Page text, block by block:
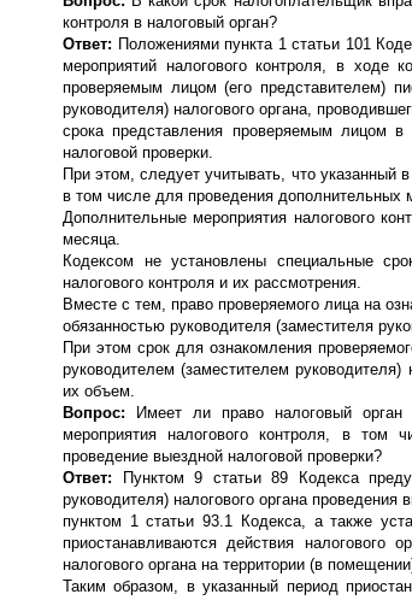
контроля в налоговый орган?
Ответ: Положениями пункта 1 статьи 101
мероприятий налогового контроля, в ходе
проверяемым лицом (его представителем)
руководителя) налогового органа,
срока представления проверяемым лицом
налоговой проверки.
При этом, следует учитывать, что указанный
в том числе для проведения дополнительных
Дополнительные мероприятия налогового
месяца.
Кодексом не установлены специальные
налогового контроля и их рассмотрения.
Вместе с тем, право проверяемого лица на
обязанностью руководителя (заместителя
При этом срок для ознакомления
руководителем (заместителем
их объем.
Вопрос: Имеет ли право налоговый орган
мероприятия налогового контроля, в том
проведение выездной налоговой проверки?
Ответ: Пунктом 9 статьи 89 Кодекса
руководителя) налогового органа
пунктом 1 статьи 93.1 Кодекса, а также
приостанавливаются действия налогового
налогового органа на территории (в
Таким образом, в указанный период